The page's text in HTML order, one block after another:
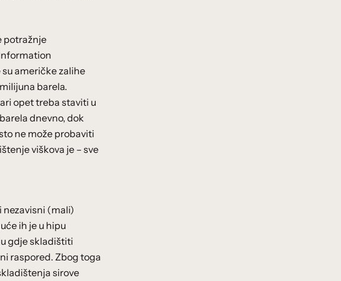
potražnje
američke zalihe
barela.
opet treba staviti u
dnevno, dok
ne može probaviti
viškova je – sve
nezavisni (mali)
ih je u hipu
gdje skladištiti
raspored. Zbog toga
sirove